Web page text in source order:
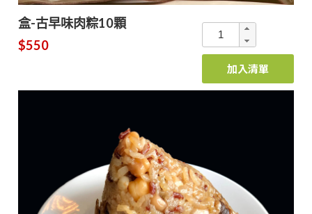
盒-古早味肉粽10顆
$550
加入清單